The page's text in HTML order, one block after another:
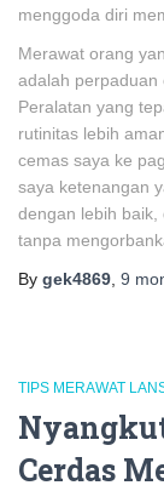
menggoda diri
Merawat orang
adalah perpaduan
Peralatan yang
rutinitas lebih
cemas saya ke
saya ketenangan
dengan lebih
tanpa
By gek4869 9
TIPS MERAWAT
Cerdas